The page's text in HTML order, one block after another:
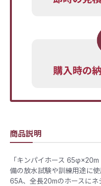
商品説明
「キンパイホース
備の放水試験や訓練用途に
65A、全長20mのホースに